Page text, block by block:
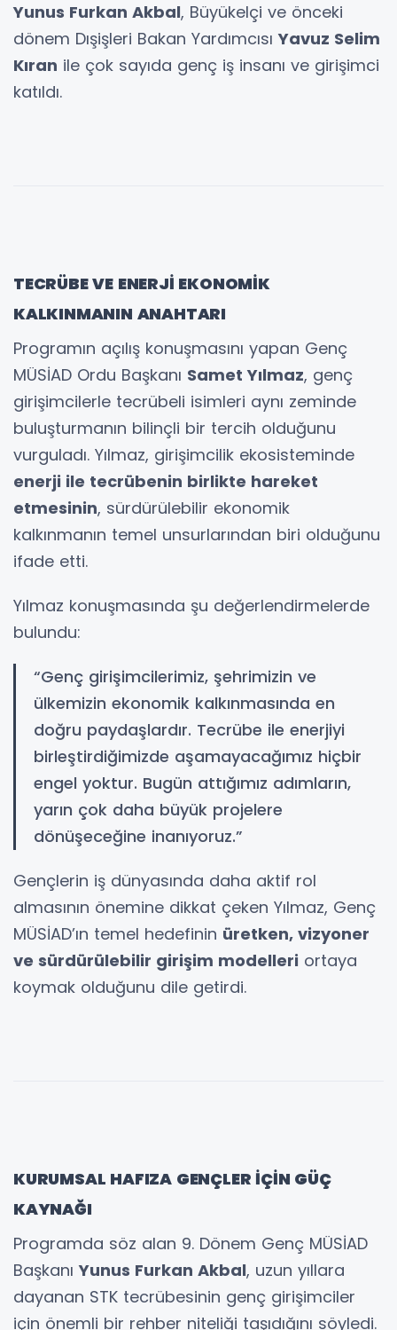
Yunus Furkan Akbal, Büyükelçi ve önceki
dönem Dışişleri Bakan Yardımcısı Yavuz Selim
Kıran ile çok sayıda genç iş insanı ve girişimci
katıldı.
TECRÜBE VE ENERJİ EKONOMİK
KALKINMANIN ANAHTARI
Programın açılış konuşmasını yapan Genç
MÜSİAD Ordu Başkanı Samet Yılmaz, genç
girişimcilerle tecrübeli isimleri aynı zeminde
buluşturmanın bilinçli bir tercih olduğunu
vurguladı. Yılmaz, girişimcilik ekosisteminde
enerji ile tecrübenin birlikte hareket
etmesinin, sürdürülebilir ekonomik
kalkınmanın temel unsurlarından biri olduğunu
ifade etti.
Yılmaz konuşmasında şu değerlendirmelerde
bulundu:
“Genç girişimcilerimiz, şehrimizin ve
ülkemizin ekonomik kalkınmasında en
doğru paydaşlardır. Tecrübe ile enerjiyi
birleştirdiğimizde aşamayacağımız hiçbir
engel yoktur. Bugün attığımız adımların,
yarın çok daha büyük projelere
dönüşeceğine inanıyoruz.”
Gençlerin iş dünyasında daha aktif rol
almasının önemine dikkat çeken Yılmaz, Genç
MÜSİAD’ın temel hedefinin üretken, vizyoner
ve sürdürülebilir girişim modelleri ortaya
koymak olduğunu dile getirdi.
KURUMSAL HAFIZA GENÇLER İÇİN GÜÇ
KAYNAĞI
Programda söz alan 9. Dönem Genç MÜSİAD
Başkanı Yunus Furkan Akbal, uzun yıllara
dayanan STK tecrübesinin genç girişimciler
için önemli bir rehber niteliği taşıdığını söyledi.